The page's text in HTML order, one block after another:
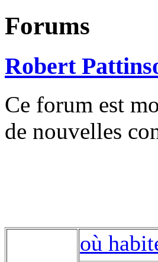
Forums
Robert
Ce forum est
de nouvelles
où